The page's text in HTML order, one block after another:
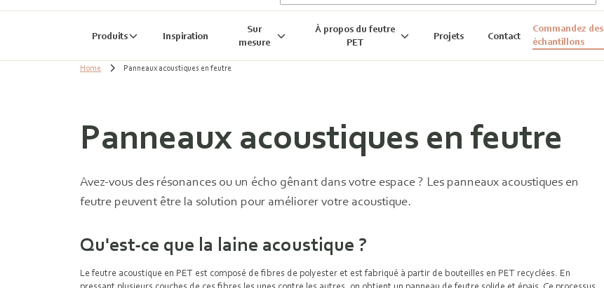
Produits Inspiration
Sur
mesure
À propos du feutre
PET
Projets Contact
Commandez des
échantillons
Home Panneaux acoustiques en feutre
Panneaux acoustiques en feutre
Avez-vous des résonances ou un écho gênant dans votre espace ? Les panneaux acoustiques en
feutre peuvent être la solution pour améliorer votre acoustique.
Qu'est-ce que la laine acoustique ?
Le feutre acoustique en PET est composé de fibres de polyester et est fabriqué à partir de bouteilles en PET recyclées. En